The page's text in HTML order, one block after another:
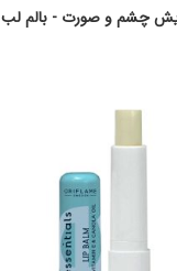
چشم و صورت - بالم لب